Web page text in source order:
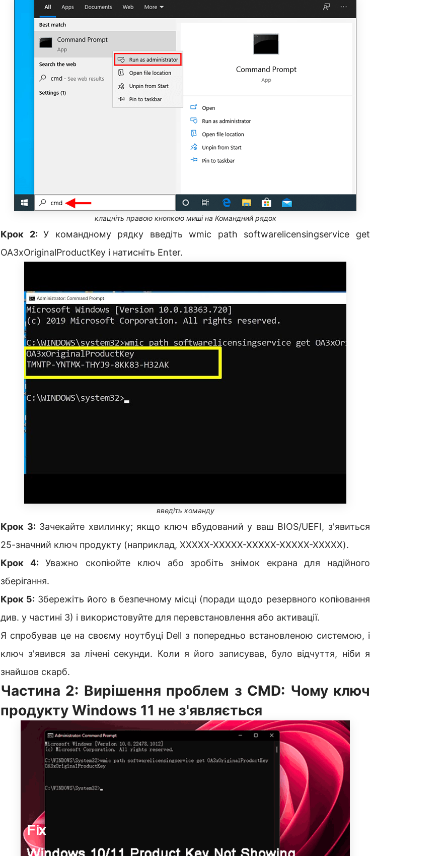
клацніть правою кнопкою миші на Командний рядок
Крок 2:У командному рядку введіть wmic path softwarelicensingservice get
OA3xOriginalProductKey і натисніть Enter.
введіть команду
Крок 3: Зачекайте хвилинку; якщо ключ вбудований у ваш BIOS/UEFI, з'явиться
25-значний ключ продукту (наприклад, XXXXX-XXXXX-XXXXX-XXXXX-XXXXX).
Крок 4: Уважно скопіюйте ключ або зробіть знімок екрана для надійного
зберігання.
Крок 5: Збережіть його в безпечному місці (поради щодо резервного копіювання
див. у частині 3) і використовуйте для перевстановлення або активації.
Я спробував це на своєму ноутбуці Dell з попередньо встановленою системою, і
ключ з'явився за лічені секунди. Коли я його записував, було відчуття, ніби я
знайшов скарб.
Частина 2: Вирішення проблем з CMD: Чому ключ
продукту Windows 11 не з'являється